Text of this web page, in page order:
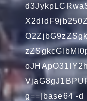
g==|base64 -d